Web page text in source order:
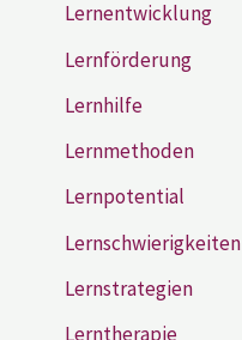
Lernentwicklung
Lernförderung
Lernhilfe
Lernmethoden
Lernpotential
Lernschwierigkeiten
Lernstrategien
Lerntherapie